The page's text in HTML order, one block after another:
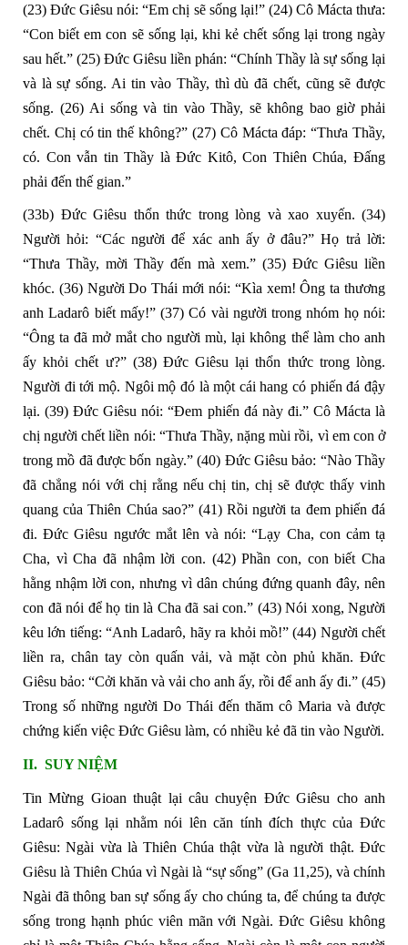
(23)Đức Giêsu nói: “Em chị sẽ sống lại!” (24) Cô Mácta thưa:
“Con biết em con sẽ sống lại, khi kẻ chết sống lại trong ngày
sau hết.” (25) Đức Giêsu liền phán: “Chính Thầy là sự sống lại
và là sự sống. Ai tin vào Thầy, thì dù đã chết, cũng sẽ được
sống. (26) Ai sống và tin vào Thầy, sẽ không bao giờ phải
chết. Chị có tin thế không?” (27) Cô Mácta đáp: “Thưa Thầy,
có. Con vẫn tin Thầy là Đức Kitô, Con Thiên Chúa, Đấng
phải đến thế gian.”
(33b) Đức Giêsu thổn thức trong lòng và xao xuyến. (34)
Người hỏi: “Các người để xác anh ấy ở đâu?” Họ trả lời:
“Thưa Thầy, mời Thầy đến mà xem.” (35) Đức Giêsu liền
khóc. (36) Người Do Thái mới nói: “Kìa xem! Ông ta thương
anh Ladarô biết mấy!”(37)Có vài người trong nhóm họ nói:
“Ông ta đã mở mắt cho người mù, lại không thể làm cho anh
ấy khỏi chết ư?” (38) Đức Giêsu lại thổn thức trong lòng.
Người đi tới mộ. Ngôi mộ đó là một cái hang có phiến đá đậy
lại.(39)Đức Giêsu nói: “Đem phiến đá này đi.” Cô Mácta là
chị người chết liền nói: “Thưa Thầy, nặng mùi rồi, vì em con ở
trong mồ đã được bốn ngày.”(40) Đức Giêsu bảo: “Nào Thầy
đã chẳng nói với chị rằng nếu chị tin, chị sẽ được thấy vinh
quang của Thiên Chúa sao?” (41)Rồi người ta đem phiến đá
đi. Đức Giêsu ngước mắt lên và nói: “Lạy Cha, con cảm tạ
Cha, vì Cha đã nhậm lời con. (42)Phần con, con biết Cha
hằng nhậm lời con, nhưng vì dân chúng đứng quanh đây, nên
con đã nói để họ tin là Cha đã sai con.” (43) Nói xong, Người
kêu lớn tiếng: “Anh Ladarô, hãy ra khỏi mồ!”(44) Người chết
liền ra, chân tay còn quấn vải, và mặt còn phủ khăn. Đức
Giêsu bảo: “Cởi khăn và vải cho anh ấy, rồi để anh ấy đi.” (45)
Trong số những người Do Thái đến thăm cô Maria và được
chứng kiến việc Đức Giêsu làm, có nhiều kẻ đã tin vào Người.
II. SUY NIỆM
Tin Mừng Gioan thuật lại câu chuyện Đức Giêsu cho anh
Ladarô sống lại nhằm nói lên căn tính đích thực của Đức
Giêsu: Ngài vừa là Thiên Chúa thật vừa là người thật. Đức
Giêsu là Thiên Chúa vì Ngài là “sự sống” (Ga 11,25), và chính
Ngài đã thông ban sự sống ấy cho chúng ta, để chúng ta được
sống trong hạnh phúc viên mãn với Ngài. Đức Giêsu không